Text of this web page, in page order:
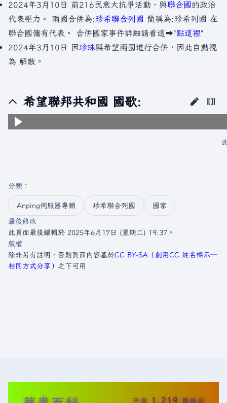
2024年3月10日 前216民意大抗爭活動，與聯合國 的政治
代表壓力。 兩國合併為:珍希聯合列國 簡稱為:珍希列國 在
聯合國傭有代表。 合併國家事件詳細請看這⮕"點這裡"
2024年3月10日 因珍珠與希望兩國進行合併，因此自動視
為 解散。
希望聯邦共和國 國歌:
分類 ：​
Anping伺服器專類 珍希聯合列國
國家
最後修改
此頁面最後編輯於 2025年6月17日 (星期二) 19:37。
版權
除非另有註明，否則頁面內容基於CC BY-SA（創用CC 姓名標示─
相同方式分享） 之下可用
已有 1,219 篇條目